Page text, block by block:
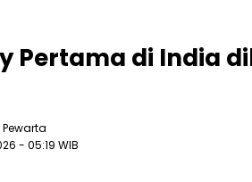
Pertama di India
- 05:19 WIB